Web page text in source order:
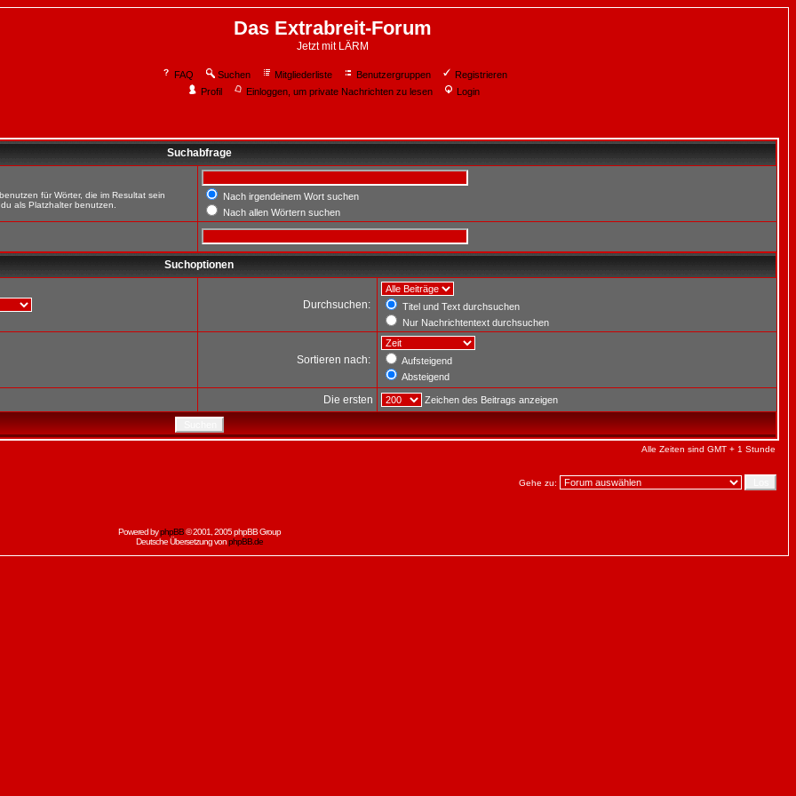
Das Extrabreit-Forum
Jetzt mit LÄRM
FAQ Suchen Mitgliederliste Benutzergruppen
Registrieren
Profil
Einloggen, um private Nachrichten zu lesen Login
Suchabfrage
für Wörter, die im Resultat sein
als Platzhalter benutzen.
Nach irgendeinem Wort suchen
Nach allen Wörtern suchen
Suchoptionen
Durchsuchen:
Titel und Text durchsuchen
Nur Nachrichtentext durchsuchen
Sortieren nach:
Aufsteigend
Absteigend
Die ersten Zeichen des Beitrags anzeigen
Alle Zeiten sind GMT + 1 Stunde
Gehe zu:
Powered byphpBB© 2001, 2005 phpBB Group
Deutsche Übersetzung vonphpBB.de